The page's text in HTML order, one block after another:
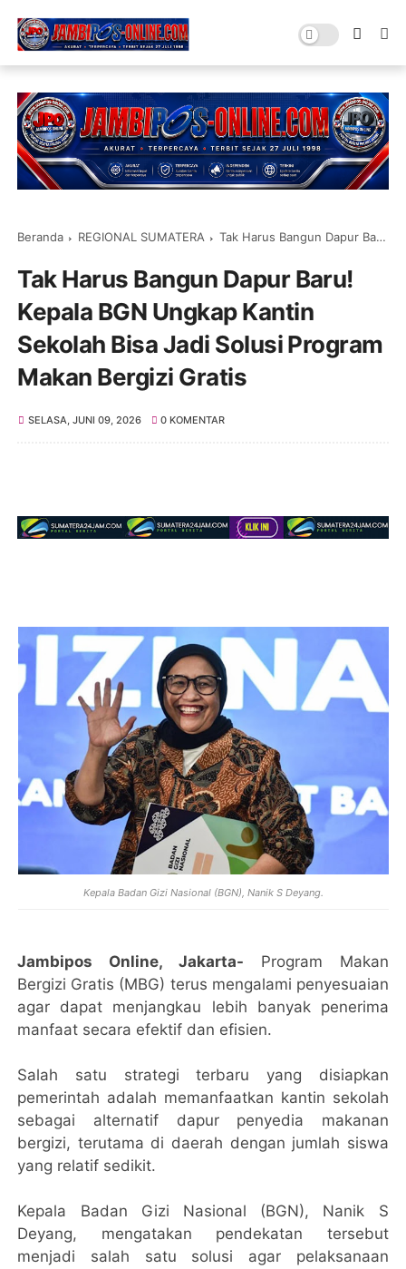
Beranda REGIONAL SUMATERA Tak Harus Bangun Dapur Baru! Kepala BGN Ungkap Kantin Sekolah Bisa Jadi Solusi Program Makan Bergizi Gratis
Tak Harus Bangun Dapur Baru!
Kepala BGN Ungkap Kantin
Sekolah Bisa Jadi Solusi Program
Makan Bergizi Gratis
SELASA, JUNI 09, 2026 0 KOMENTAR
Kepala Badan Gizi Nasional (BGN), Nanik S Deyang.
Jambipos Online, Jakarta- Program Makan
Bergizi Gratis (MBG) terus mengalami penyesuaian
agar dapat menjangkau lebih banyak penerima
manfaat secara efektif dan efisien.
Salah satu strategi terbaru yang disiapkan
pemerintah adalah memanfaatkan kantin sekolah
sebagai alternatif dapur penyedia makanan
bergizi, terutama di daerah dengan jumlah siswa
yang relatif sedikit.
Kepala Badan Gizi Nasional (BGN), Nanik S
Deyang, mengatakan pendekatan tersebut
menjadi salah satu solusi agar pelaksanaan